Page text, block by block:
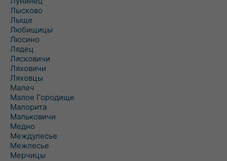
Лысково
Лыще
Любищицы
Люсино
Лядец
Лясковичи
Ляховичи
Ляховцы
Малеч
Малое Городище
Малорита
Мальковичи
Медно
Междулесье
Межлесье
Мерчицы